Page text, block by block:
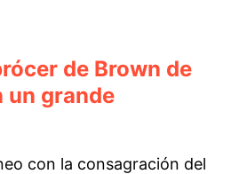
de Brown de
un grande
con la consagración del